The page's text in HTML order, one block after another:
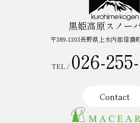
黒姫高原スノー
〒389-1303長野県上水内郡信濃
TEL / 026-
Contact